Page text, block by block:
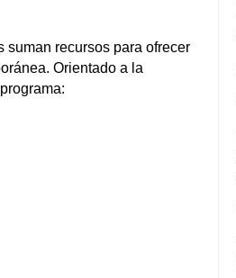
recursos para ofrecer
Orientado a la